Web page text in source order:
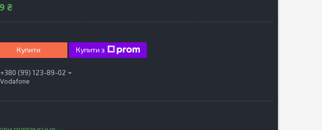
₴
Купити Купити з
+380 (99) 123-89-02
Vodafone